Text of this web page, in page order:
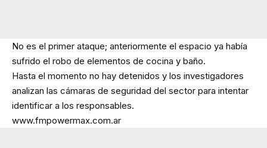
No es el primer ataque; anteriormente el espacio ya había
sufrido el robo de elementos de cocina y baño.
Hasta el momento no hay detenidos y los investigadores
analizan las cámaras de seguridad del sector para intentar
identificar a los responsables.
www.fmpowermax.com.ar